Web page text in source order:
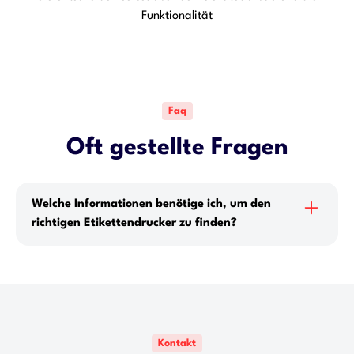
Funktionalität
Faq
Oft gestellte Fragen
Welche Informationen benötige ich, um den
richtigen Etikettendrucker zu finden?
mehr (300/400/600 dpi)Kontakt